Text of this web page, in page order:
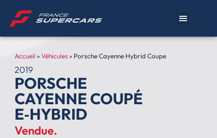
Accueil »Véhicules» Porsche Cayenne Hybrid Coupe
2019
PORSCHE
CAYENNE COUPÉ
E‑HYBRID
Vendue.